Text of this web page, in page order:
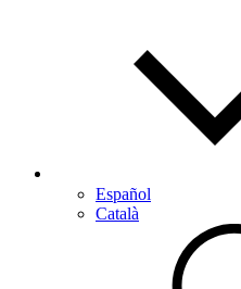
Español
Català